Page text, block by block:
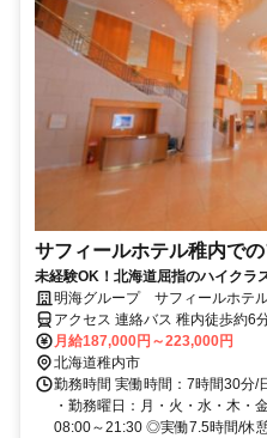
サフィールホテル稚内で
未経験OK！北海道屈指のハイクラ
り！明海グループ サフィールホテ
アクセス 連絡バス 稚内徒歩約6
月給187,000円～223,000円
北海道稚内市
勤務時間 実働時間：7時間30分/
・勤務曜日：月・火・水・木・
08:00～21:30 ◎実働7.5時間/休